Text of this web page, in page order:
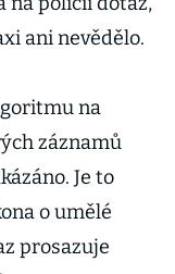
ani nevědělo.
na
záznamů
Je to
o umělé
prosazuje